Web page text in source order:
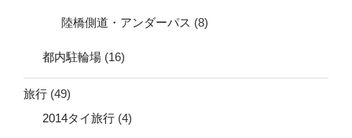
陸橋側道・アンダーパス (8)
都内駐輪場 (16)
旅行 (49)
2014タイ旅行 (4)